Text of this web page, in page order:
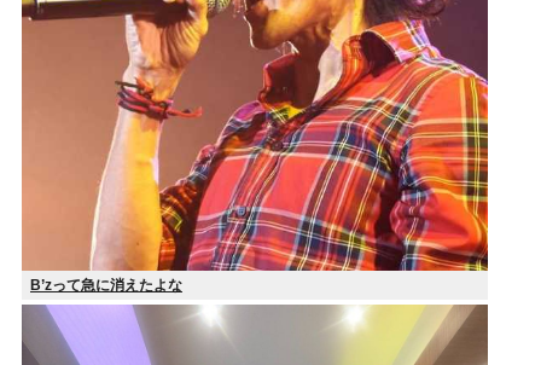
B’zって急に消えたよな